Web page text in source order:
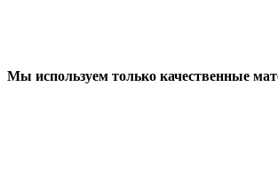
Мы используем только качественные